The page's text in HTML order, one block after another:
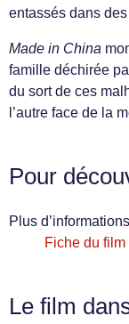
entassés dans
Made in China
famille déchirée
du sort de ces
l’autre face de la
Pour
Plus
Fiche du
Le film